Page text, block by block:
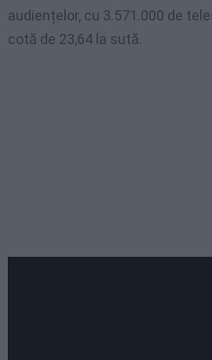
audiențelor, cu 3.571.000 de
cotă de 23,64 la sută.